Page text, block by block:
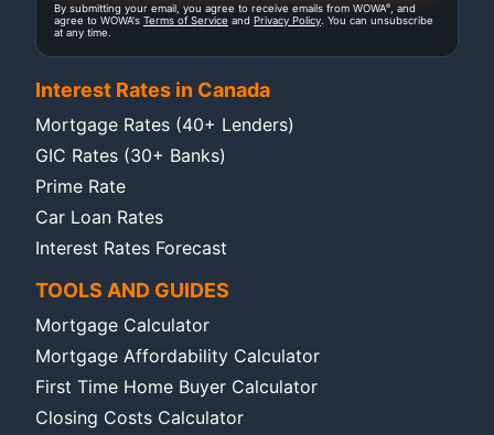
By submitting your email, you agree to receive emails from WOWA®
, and
agree to WOWA's Terms of Service and Privacy Policy . You can unsubscribe
at any time.
Interest Rates in Canada
Mortgage Rates (40+ Lenders)
GIC Rates (30+ Banks)
Prime Rate
Car Loan Rates
Interest Rates Forecast
TOOLS AND GUIDES
Mortgage Calculator
Mortgage Affordability Calculator
First Time Home Buyer Calculator
Closing Costs Calculator